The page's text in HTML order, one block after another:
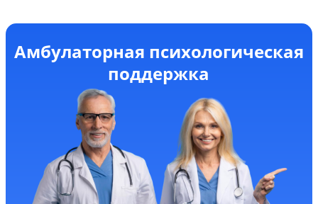
Амбулаторная психологическая
поддержка